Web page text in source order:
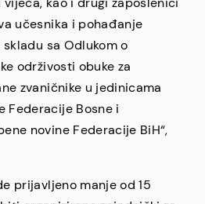
učesnika i pohađanje
sa Odlukom o
održivosti obuke za
zvaničnike u jedinicama
Federacije Bosne i
novine Federacije BiH“,
prijavljeno manje od 15